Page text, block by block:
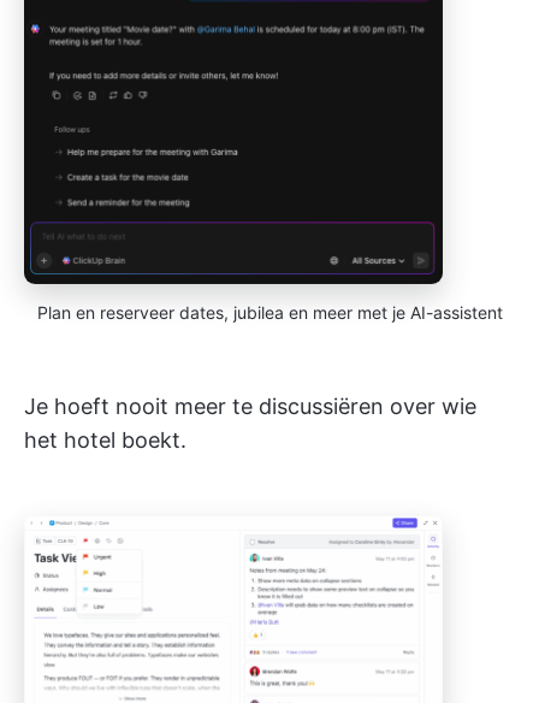
Plan en reserveer dates, jubilea en meer met je AI-assistent
Je hoeft nooit meer te discussiëren over wie
het hotel boekt.